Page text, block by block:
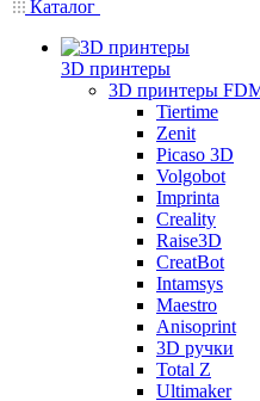
Каталог
3D принтеры
3D принтеры
Tiertime
Zenit
Picaso 3D
Volgobot
Imprinta
Creality
Raise3D
CreatBot
Intamsys
Maestro
Anisoprint
3D ручки
Total Z
Ultimaker